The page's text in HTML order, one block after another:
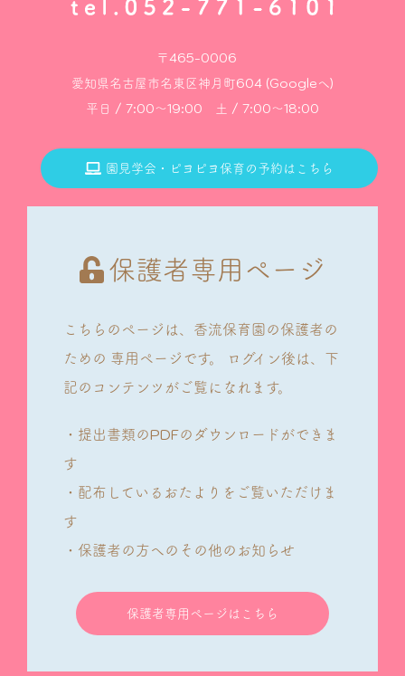
〒465-0006
愛知県名古屋市名東区神月町604 (Googleへ)
平日 / 7:00～19:00 土 / 7:00～18:00
園見学会・ピヨピヨ保育の予約はこちら
保護者専用ページ
こちらのページは、香流保育園の保護者の
ための 専用ページです。
ログイン後は、下
記のコンテンツがご覧になれます。
・提出書類のPDFのダウンロードができま
す
・配布しているおたよりをご覧いただけま
す
・保護者の方へのその他のお知らせ
保護者専用ページはこちら